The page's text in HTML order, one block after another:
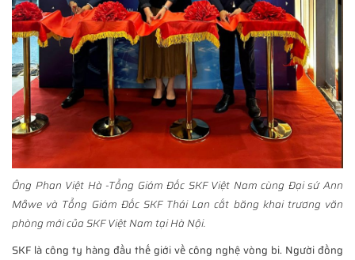
Ông Phan Việt Hà -Tổng Giám Đốc SKF Việt Nam cùng Đại sứ Ann
Måwe và Tổng Giám Đốc SKF Thái Lan cắt băng khai trương văn
phòng mới của SKF Việt Nam tại Hà Nội.
SKF là công ty hàng đầu thế giới về công nghệ vòng bi. Người đồng